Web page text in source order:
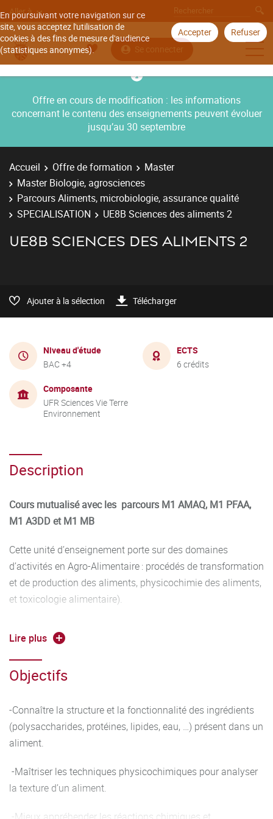
En poursuivant votre navigation sur ce
site, vous acceptez l'utilisation de
cookies à des fins de mesure d'audience
(statistiques anonymes).
Accepter Refuser
Aller à
Se connecter
Offre en cours de modification : les informations
concernant le contenu des enseignements peuvent évoluer
jusqu’au 30 septembre
Accueil Offre de formation
Master
Master Biologie, agrosciences
Parcours Aliments, microbiologie, assurance qualité
SPECIALISATION
UE8B Sciences des aliments 2
UE8B SCIENCES DES ALIMENTS 2
Ajouter à la sélection Télécharger
Niveau d'étude
BAC +4
ECTS
6 crédits
Composante
UFR Sciences Vie Terre
Environnement
Description
Cours mutualisé avec les parcours M1 AMAQ, M1 PFAA,
M1 A3DD et M1 MB
Cette unité d’enseignement porte sur des domaines
d’activités en Agro-Alimentaire : procédés de transformation
et de production des aliments, physicochimie des aliments,
et toxicologie alimentaire).
Procédés (10h CM et 6h TD) :
-Introduction aux procédés alimentaires, Opérations
-Lois de transferts (matière, chaleur) et réacteurs
et déshydratation)
Lire plus
Objectifs
-Connaître la structure et la fonctionnalité des ingrédients
(polysaccharides, protéines, lipides, eau, …) présent dans un
aliment.
-Maîtriser les techniques physicochimiques pour analyser
la texture d’un aliment.